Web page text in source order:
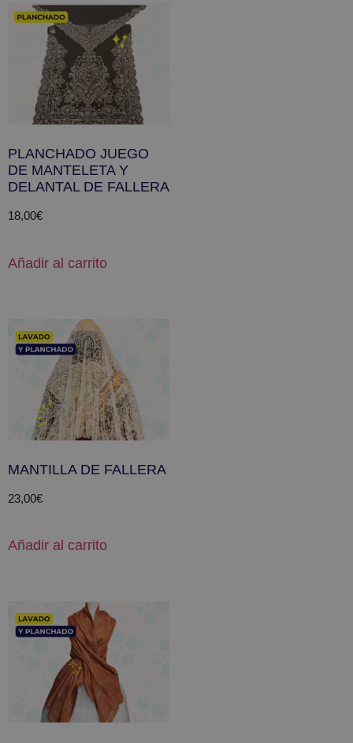
PLANCHADO JUEGO
DE MANTELETA Y
DELANTAL DE FALLERA
18,00€
Añadir al carrito
MANTILLA DE FALLERA
23,00€
Añadir al carrito